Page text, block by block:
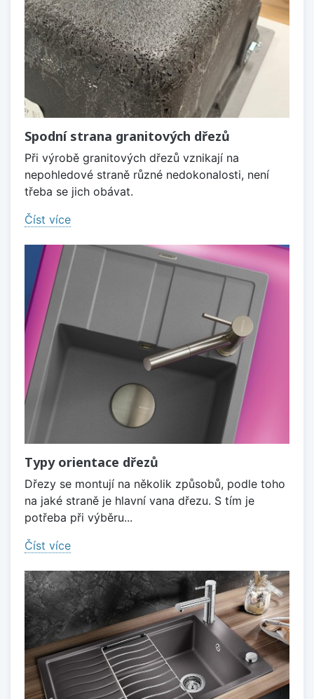
Spodní strana granitových dřezů
Při výrobě granitových dřezů vznikají na
nepohledové straně různé nedokonalosti, není
třeba se jich obávat.
Číst více
Typy orientace dřezů
Dřezy se montují na několik způsobů, podle toho
na jaké straně je hlavní vana dřezu. S tím je
potřeba při výběru...
Číst více